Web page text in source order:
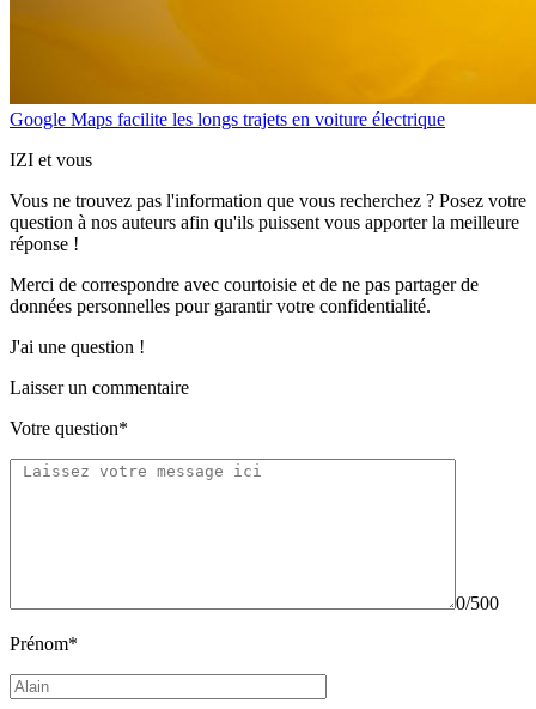
Google Maps facilite les longs trajets en voiture électrique
IZI et vous
Vous ne trouvez pas l'information que vous recherchez ? Posez votre
question à nos auteurs afin qu'ils puissent vous apporterla meilleure
réponse !
Merci de correspondre avec courtoisie et de ne pas partagerde
données personnelles pour garantir votre confidentialité.
J'ai une question !
Laisser un commentaire
Votre question*
0/500
Prénom*